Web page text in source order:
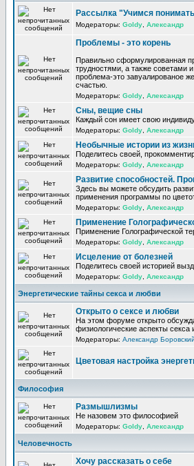
Рассылка "Учимся
Модераторы: Goldy Александр
Проблемы - это корень
Правильно сформулированная
трудностями, а также советами
проблема-это завуалированое
счастью.
Модераторы: Goldy Александр
Сны, вещие сны
Каждый сон имеет свою
Модераторы: Goldy Александр
Необычные истории из
Поделитесь своей,
Модераторы: Goldy Александр
Развитие способностей.
Здесь вы можете обсудить
применения программы по
Модераторы: Goldy Александр
Применение
Применение Голографической
Модераторы: Goldy Александр
Исцеление от болезней
Поделитесь своей историей
Модераторы: Goldy Александр
Энергетические тайны секса и любви
Открыто о сексе и любви
На этом форуме открыто
физиологические аспекты
Модераторы: Александр Боровский
Цветовая настройка
Философия
Размышлизмы
Не назовем это философией
Модераторы: Goldy Александр
Человечность
Хочу рассказать о себе